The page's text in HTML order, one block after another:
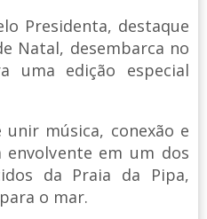
Presidenta, destaque
Natal, desembarca no
uma edição especial
música, conexão e
em um dos
da Praia da Pipa,
o mar.